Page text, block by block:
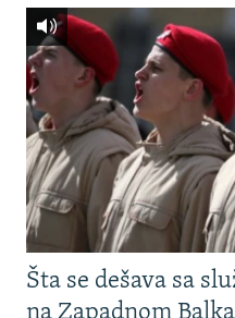
Šta se dešava sa